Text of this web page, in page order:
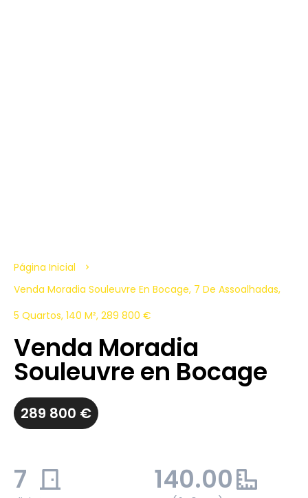
Página Inicial
Venda Moradia Souleuvre En Bocage, 7 De Assoalhadas,
5 Quartos, 140 M², 289 800 €
Venda Moradia
Souleuvre en Bocage
289 800 €
7 140.00